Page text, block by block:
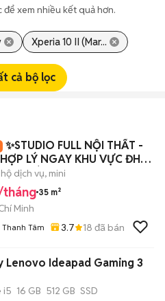
xem nhiều kết quả hơn.
Xperia 10 II (Mar...
cả bộ lọc
✨STUDIO FULL NỘI THẤT -
LÝ NGAY KHU VỰC ĐH
PHÚ✨
dịch vụ, mini
35 m²
Minh
Tâm 3.7 18 đã bán
Lenovo Ideapad Gaming 3
i5 16 GB 512 GB SSD